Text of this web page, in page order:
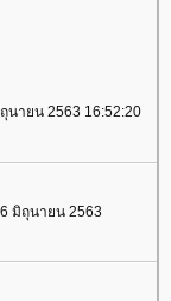
นายน 2563 16:52:20
มิถุนายน 2563